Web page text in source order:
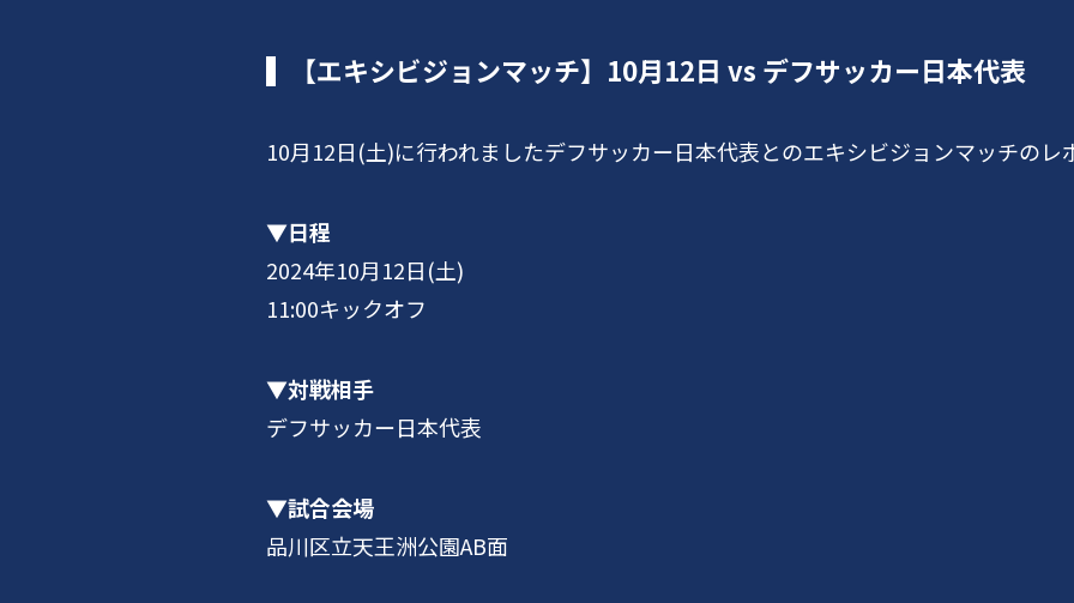
【エキシビジョンマッチ】10月12日 vs デフサッカー日本代表
10月12日(土)に行われましたデフサッカー日本代表とのエキシビジョンマッチのレ
▼日程
2024年10月12日(土)
11:00キックオフ
▼対戦相手
デフサッカー日本代表
▼試合会場
品川区立天王洲公園AB面